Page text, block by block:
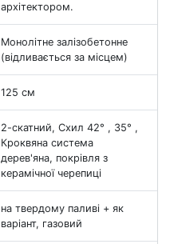
архітектором.
Монолітне залізобетонне
(відливається за місцем)
125 см
2-скатний, Схил 42° , 35° ,
Кроквяна система
дерев'яна, покрівля з
керамічної черепиці
на твердому паливі + як
варіант, газовий